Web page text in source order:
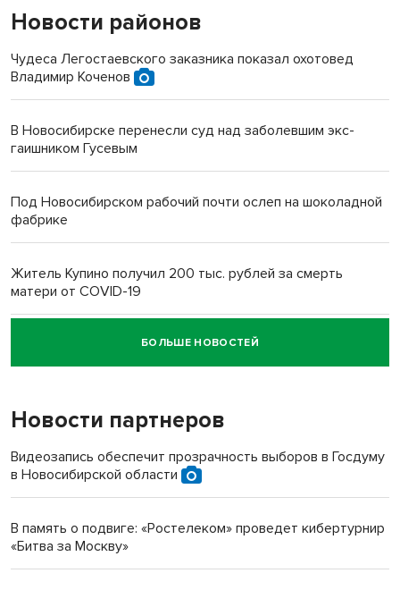
Новости районов
Чудеса Легостаевского заказника показал охотовед
Владимир Коченов
В Новосибирске перенесли суд над заболевшим экс-
гаишником Гусевым
Под Новосибирском рабочий почти ослеп на шоколадной
фабрике
Житель Купино получил 200 тыс. рублей за смерть
матери от COVID-19
Новосибирский суд наказал водителя за смерть
пенсионерки на вокзале
«Мы живём на пастбище!»: в новосибирском селе лошади
терроризируют жителей
Инвалид получил условный срок за избиение врачей
БОЛЬШЕ НОВОСТЕЙ
Новости партнеров
Видеозапись обеспечит прозрачность выборов в Госдуму
в Новосибирской области
В память о подвиге: «Ростелеком» проведет кибертурнир
«Битва за Москву»